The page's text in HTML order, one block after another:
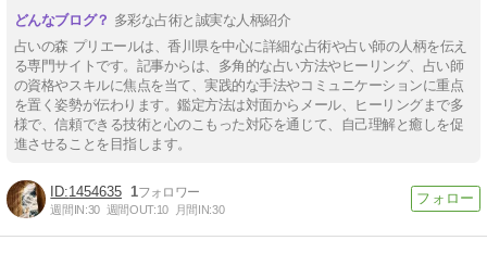
多彩な占術と誠実な人柄紹介
占いの森 プリエールは、香川県を中心に詳細な占術や占い師の人柄を伝え
る専門サイトです。記事からは、多角的な占い方法やヒーリング、占い師
の資格やスキルに焦点を当て、実践的な手法やコミュニケーションに重点
を置く姿勢が伝わります。鑑定方法は対面からメール、ヒーリングまで多
様で、信頼できる技術と心のこもった対応を通じて、自己理解と癒しを促
進させることを目指します。
1454635 1
週間IN:30 週間OUT:10 月間IN:30